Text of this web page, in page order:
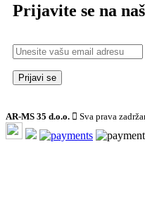
Prijavite se na
AR-MS 35 d.o.o. Sva prava